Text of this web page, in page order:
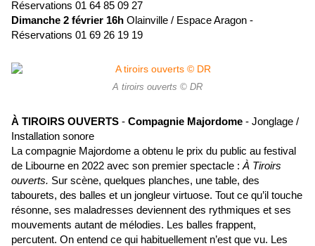
Réservations 01 64 85 09 27
Dimanche 2 février 16h Olainville / Espace Aragon -
Réservations 01 69 26 19 19
A tiroirs ouverts © DR
À TIROIRS OUVERTS - Compagnie Majordome - Jonglage /
Installation sonore
La compagnie Majordome a obtenu le prix du public au festival
de Libourne en 2022 avec son premier spectacle : À Tiroirs
ouverts. Sur scène, quelques planches, une table, des
tabourets, des balles et un jongleur virtuose. Tout ce qu’il touche
résonne, ses maladresses deviennent des rythmiques et ses
mouvements autant de mélodies. Les balles frappent,
percutent. On entend ce qui habituellement n’est que vu. Les